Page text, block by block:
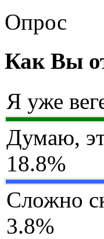
Опрос
Как Вы
Я уже
Думаю,
18.8%
Сложно
3.8%